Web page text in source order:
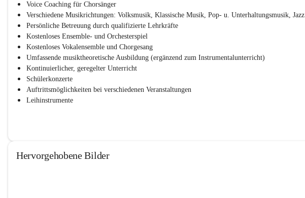
Voice Coaching für Chorsänger
Verschiedene Musikrichtungen: Volksmusik, Klassische Musik, Pop- u. Unterhaltungsmusik, Jazz
Persönliche Betreuung durch qualifizierte Lehrkräfte
Kostenloses Ensemble- und Orchesterspiel
Kostenloses Vokalensemble und Chorgesang
Umfassende musiktheoretische Ausbildung (ergänzend zum Instrumentalunterricht)
Kontinuierlicher, geregelter Unterricht
Schülerkonzerte
Auftrittsmöglichkeiten bei verschiedenen Veranstaltungen
Leihinstrumente
Hervorgehobene Bilder